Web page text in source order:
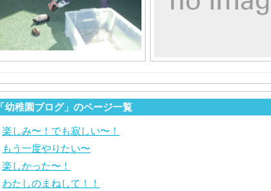
「幼稚園ブログ」のページ一覧
楽しみ〜！でも寂しい〜！
もう一度やりたい〜
楽しかった〜！
わたしのまねして！！